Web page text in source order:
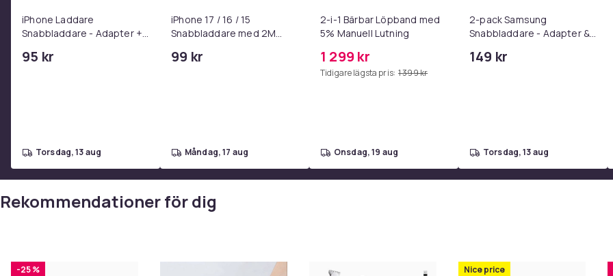
iPhone Laddare
Snabbladdare - Adapter +
C 2m
95 kr
torsdag, 13 aug
iPhone 17 / 16 / 15
Snabbladdare med 2M
99 kr
måndag, 17 aug
2-i-1 Bärbar Löpband med
5% Manuell Lutning
1 299 kr
Tidigare lägsta pris: 1 399 kr
onsdag, 19 aug
2-pack Samsung
Snabbladdare - Adapter &
149 kr
torsdag, 13 aug
Rekommendationer för dig
-25 %
Nice price